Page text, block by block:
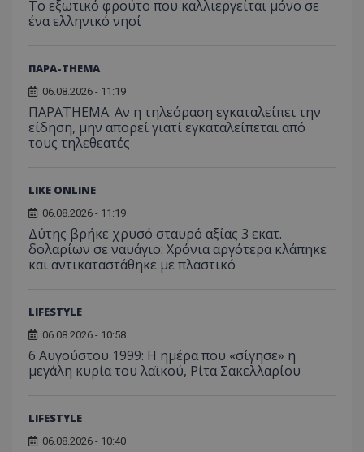
Το εξωτικό φρούτο που καλλιεργείται μόνο σε
ένα ελληνικό νησί
ΠΑΡΑ-THEMA
06.08.2026 - 11:19
ΠΑΡΑTHEMA: Αν η τηλεόραση εγκαταλείπει την
είδηση, μην απορεί γιατί εγκαταλείπεται από
τους τηλεθεατές
LIKE ONLINE
06.08.2026 - 11:19
Δύτης βρήκε χρυσό σταυρό αξίας 3 εκατ.
δολαρίων σε ναυάγιο: Χρόνια αργότερα κλάπηκε
και αντικαταστάθηκε με πλαστικό
LIFESTYLE
06.08.2026 - 10:58
6 Αυγούστου 1999: Η ημέρα που «σίγησε» η
μεγάλη κυρία του λαϊκού, Ρίτα Σακελλαρίου
LIFESTYLE
06.08.2026 - 10:40